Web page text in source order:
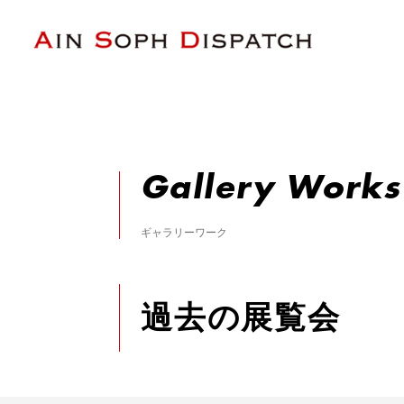
Gallery Works
ギャラリーワーク
過去の展覧会